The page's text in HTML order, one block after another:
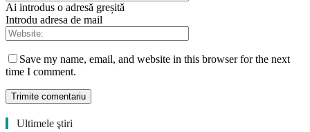
Ai introdus o adresă greșită
Introdu adresa de mail
Save my name, email, and website in this browser for the next
time I comment.
Ultimele ştiri